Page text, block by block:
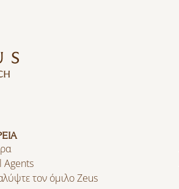
Agents
τον όμιλο Zeus